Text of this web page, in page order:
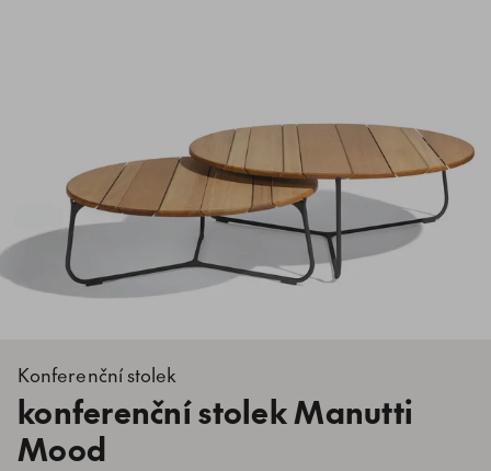
Konferenční stolek
konferenční stolek Manutti
Mood